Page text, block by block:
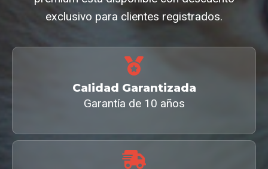
exclusivo para clientes registrados.
Calidad Garantizada
Garantía de 10 años